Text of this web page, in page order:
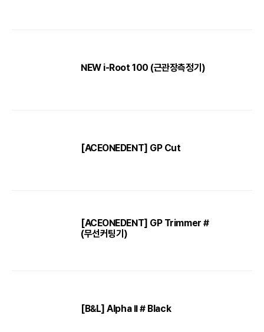
NEW i-Root 100 (근관장측정기)
[ACEONEDENT] GP Cut
[ACEONEDENT] GP Trimmer #
(무선커팅기)
[B&L] Alpha II # Black